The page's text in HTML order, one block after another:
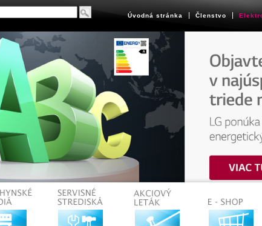
Úvodná stránka Členstvo